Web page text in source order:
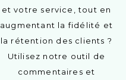
et votre service, tout en
augmentant la fidélité et
la rétention des clients ?
Utilisez notre outil de
commentaires et